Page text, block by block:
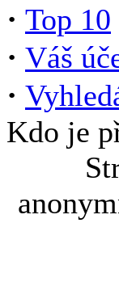
· Top 10
· Váš
·
Kdo je